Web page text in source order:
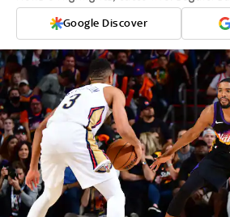
Google Discover